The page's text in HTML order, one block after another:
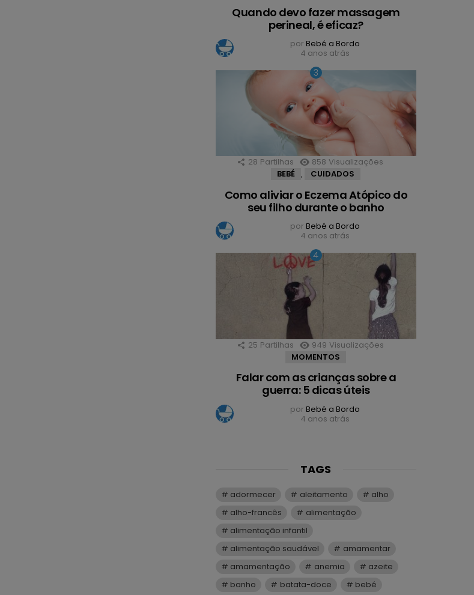
Quando devo fazer massagem
perineal, é eficaz?
por Bebé a Bordo
4 anos atrás
28 Partilhas 858 Visualizações
BEBÉ
CUIDADOS
Como aliviar o Eczema Atópico do
seu filho durante o banho
por Bebé a Bordo
4 anos atrás
25 Partilhas 949 Visualizações
MOMENTOS
Falar com as crianças sobre a
guerra: 5 dicas úteis
por Bebé a Bordo
4 anos atrás
TAGS
adormecer aleitamento
alho
alho-francês
alimentação
alimentação infantil
alimentação saudável
amamentar
amamentação
anemia
azeite
banho
batata-doce bebé